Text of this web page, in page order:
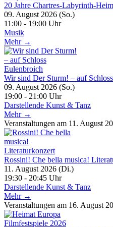
20 Jahre Chartres-Labyrinth-
09. August 2026 (So.)
11:00 - 19:00 Uhr
Musik
Mehr →
Wir sind Der Sturm! – auf
09. August 2026 (So.)
19:00 - 21:00 Uhr
Darstellende Kunst & Tanz
Mehr →
Veranstaltungen am 11. August
Rossini! Che bella musica!
11. August 2026 (Di.)
19:30 - 20:45 Uhr
Darstellende Kunst & Tanz
Mehr →
Veranstaltungen am 16. August